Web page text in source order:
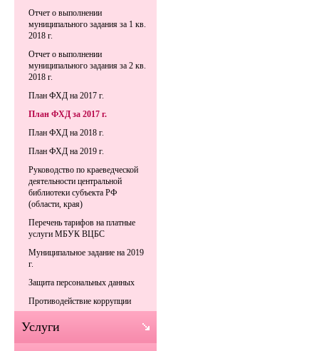
Отчет о выполнении
муниципального задания за 1 кв.
2018 г.
Отчет о выполнении
муниципального задания за 2 кв.
2018 г.
План ФХД на 2017 г.
План ФХД за 2017 г.
План ФХД на 2018 г.
План ФХД на 2019 г.
Руководство по краеведческой
деятельности центральной
библиотеки субъекта РФ
(области, края)
Перечень тарифов на платные
услуги МБУК ВЦБС
Муниципальное задание на 2019
г.
Защита персональных данных
Противодействие коррупции
Услуги